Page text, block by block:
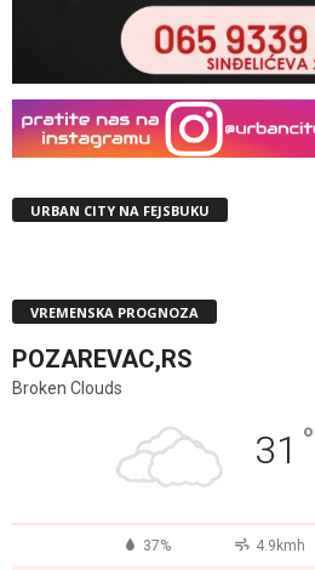
URBAN CITY NA FEJSBUKU
VREMENSKA PROGNOZA
POZAREVAC,RS
Broken Clouds
31 °
37% 4.9kmh